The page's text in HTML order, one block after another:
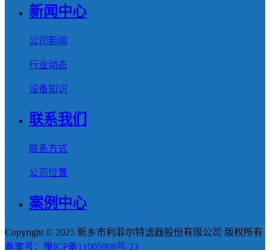
新闻中心
公司新闻
行业动态
设备知识
联系我们
联系方式
公司位置
案例中心
Copyright © 2025 新乡市利菲尔特滤器股份有限公司 版权所有
备案号：豫ICP备11005909号-23